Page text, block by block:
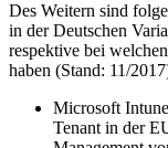
Des Weitern sind
in der Deutschen
respektive bei
haben (Stand: 11/
Microsoft
Tenant in der